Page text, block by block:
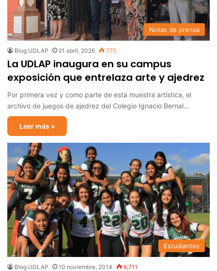
Notas de prensa
Blog UDLAP 21 abril, 2026 775
La UDLAP inaugura en su campus
exposición que entrelaza arte y ajedrez
Por primera vez y como parte de esta muestra artística, el
archivo de juegos de ajedrez del Colegio Ignacio Bernal…
Leer más »
Estudiantes
Blog UDLAP 10 noviembre, 2014 6,711